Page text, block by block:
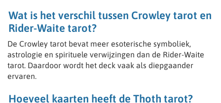
Wat is het verschil tussen Crowley tarot en
Rider-Waite tarot?
De Crowley tarot bevat meer esoterische symboliek,
astrologie en spirituele verwijzingen dan de Rider-Waite
tarot. Daardoor wordt het deck vaak als diepgaander
ervaren.
Hoeveel kaarten heeft de Thoth tarot?